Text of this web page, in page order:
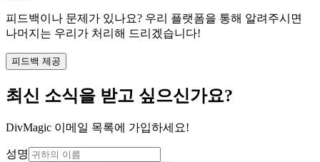
피드백이나 문제가 있나요? 우리 플랫폼을 통해 알려주시면
나머지는 우리가 처리해 드리겠습니다!
피드백 제공
최신 소식을 받고 싶으신가요?
DivMagic 이메일 목록에 가입하세요!
성명